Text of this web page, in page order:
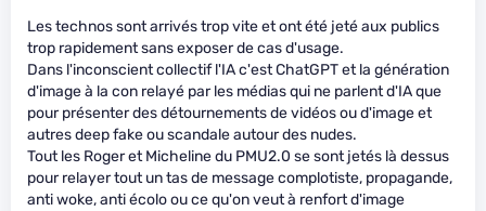
Les technos sont arrivés trop vite et ont été jeté aux publics
trop rapidement sans exposer de cas d'usage.
Dans l'inconscient collectif l'IA c'est ChatGPT et la génération
d'image à la con relayé par les médias qui ne parlent d'IA que
pour présenter des détournements de vidéos ou d'image et
autres deep fake ou scandale autour des nudes.
Tout les Roger et Micheline du PMU2.0 se sont jetés là dessus
pour relayer tout un tas de message complotiste, propagande,
anti woke, anti écolo ou ce qu'on veut à renfort d'image